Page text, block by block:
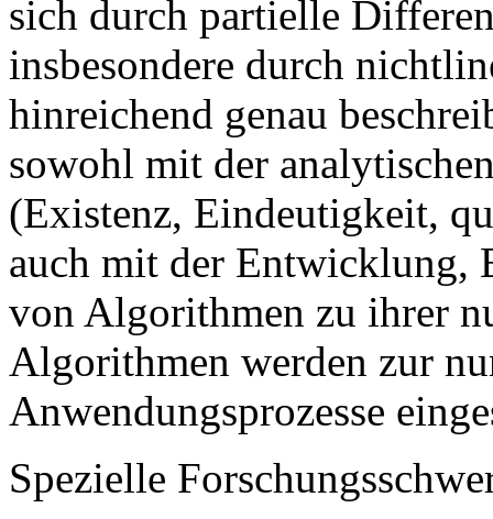
sich durch partielle
insbesondere durch
hinreichend genau
sowohl mit der
(Existenz, Eindeutigkeit,
auch mit der Entwicklung,
von Algorithmen zu ihrer
Algorithmen werden zur
Anwendungsprozesse
Spezielle